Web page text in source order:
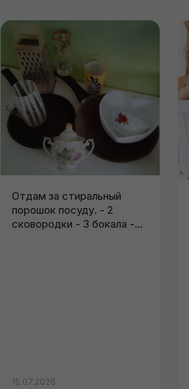
Отдам за стиральный
порошок посуду. - 2
сковородки - 3 бокала -...
15.07.2026